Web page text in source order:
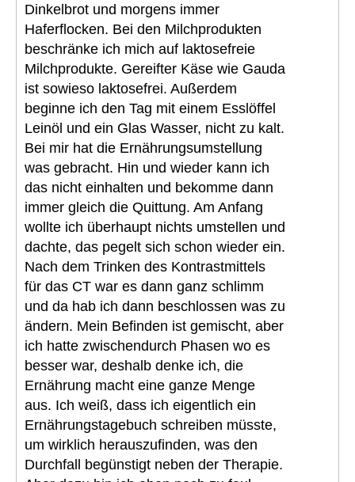
Dinkelbrot und morgens immer
Haferflocken. Bei den Milchprodukten
beschränke ich mich auf laktosefreie
Milchprodukte. Gereifter Käse wie Gauda
ist sowieso laktosefrei. Außerdem
beginne ich den Tag mit einem Esslöffel
Leinöl und ein Glas Wasser, nicht zu kalt.
Bei mir hat die Ernährungsumstellung
was gebracht. Hin und wieder kann ich
das nicht einhalten und bekomme dann
immer gleich die Quittung. Am Anfang
wollte ich überhaupt nichts umstellen und
dachte, das pegelt sich schon wieder ein.
Nach dem Trinken des Kontrastmittels
für das CT war es dann ganz schlimm
und da hab ich dann beschlossen was zu
ändern. Mein Befinden ist gemischt, aber
ich hatte zwischendurch Phasen wo es
besser war, deshalb denke ich, die
Ernährung macht eine ganze Menge
aus. Ich weiß, dass ich eigentlich ein
Ernährungstagebuch schreiben müsste,
um wirklich herauszufinden, was den
Durchfall begünstigt neben der Therapie.